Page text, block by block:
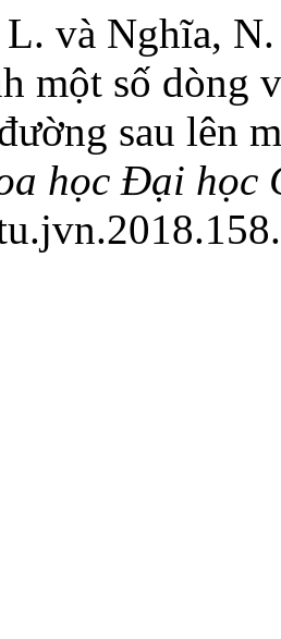
và Nghĩa,
một số dòng
sau lên
học Đại học